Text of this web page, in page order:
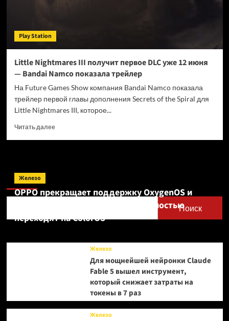
Play Station
Little Nightmares III получит первое DLC уже 12 июня
— Bandai Namco показала трейлер
На Future Games Show компания Bandai Namco показала
трейлер первой главы дополнения Secrets of the Spiral для
Little Nightmares III, которое...
Читать далееПрочитать
первое
12
—
Поиск
Поиск
Железо
OPPO прекращает поддержку OxygenOS и
Realme UI — OnePlus и realme полностью
переходят на ColorOS
Железо
Для мощнейшей нейронки Claude
Fable 5 вышел инструмент,
который снижает затраты на
токены в 7 раз
Железо